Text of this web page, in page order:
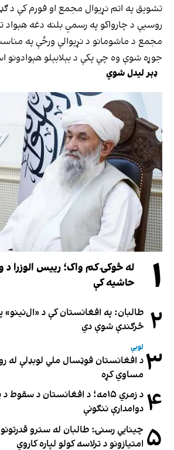
تشویق په اتم نړیوال مجمع او فورم کې د
روسیې د چارواکو په رسمي بلنه دغه
مجمع د ماشومانو د نړیوالې ورځې په
جوړه شوې وه چې پکې د بېلابېلو هېوادونو
ډېر لیدل شوي
۱
له څوکۍ کم واک؛ رییس الوزرا د
حاشیه کې
۲ طالبان: په افغانستان کې د
څرګندې شوې دي
۳ لوبې
مساوي کړه
۴
د زمري ۱۵مه؛ د افغانستان د
دوامدارې ننګونې
۵ چینایي رسنۍ: طالبان له سترو
امتیازونو د ترلاسه کولو لپاره کاروي